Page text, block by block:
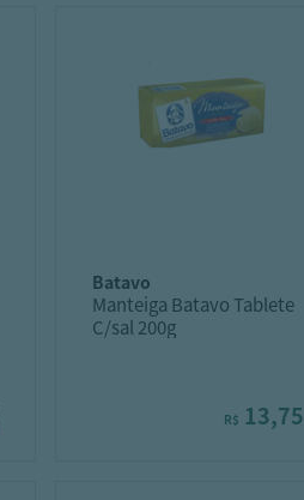
batavo
Manteiga Batavo Tablete
C/sal 200g
R$ 13,75